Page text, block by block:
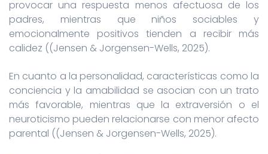
provocar una respuesta menos afectuosa de los
padres, mientras que niños sociables y
emocionalmente positivos tienden a recibir más
calidez ((Jensen & Jorgensen-Wells, 2025).
En cuanto a la personalidad, características como la
conciencia y la amabilidad se asocian con un trato
más favorable, mientras que la extraversión o el
neuroticismo pueden relacionarse con menor afecto
parental ((Jensen & Jorgensen-Wells, 2025).